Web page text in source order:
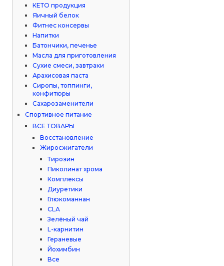
КЕТО продукция
Яичный белок
Фитнес консервы
Напитки
Батончики, печенье
Масла для приготовления
Сухие смеси, завтраки
Арахисовая паста
Сиропы, топпинги,
конфитюры
Сахарозаменители
Спортивное питание
ВСЕ ТОВАРЫ
Восстановление
Жиросжигатели
Тирозин
Пиколинат хрома
Комплексы
Диуретики
Глюкоманнан
CLA
Зелёный чай
L-карнитин
Гераневые
Йохимбин
Все